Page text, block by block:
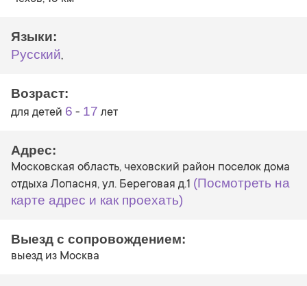
Языки:
Русский,
Возраст:
для детей 6 - 17 лет
Адрес:
Московская область, чеховский район поселок дома
отдыха Лопасня, ул. Береговая д.1 (Посмотреть на
карте адрес и как проехать)
Выезд с сопровождением:
выезд из Москва